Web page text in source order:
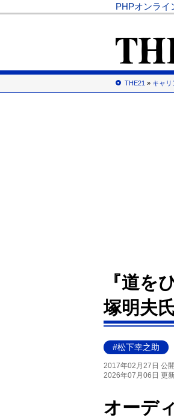
PHPオンライ
THE21 » キャリ
『道を
塚明夫
#松下幸之助
2017年02月27日 公開
2026年07月06日 更
オーデ